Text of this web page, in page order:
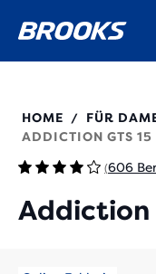
Kostenloser
Der brandneue
Wir präsentieren die
120352
HOME / FÜR
ADDICTION GTS 15
(606
Addiction